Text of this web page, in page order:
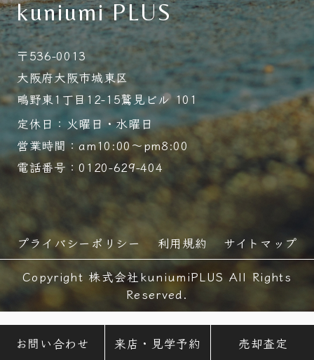
kuniumi PLUS
〒536-0013
大阪府大阪市城東区
鴫野東1丁目12-15鷲見ビル 101
定休日：火曜日・水曜日
営業時間：am10:00～pm8:00
電話番号：0120-629-404
プライバシーポリシー 利用規約
サイトマップ
Copyright 株式会社kuniumiPLUS All Rights
Reserved.
お問い合わせ 来店・見学予約 売却査定